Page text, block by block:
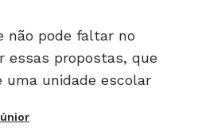
não pode faltar no
essas propostas, que
uma unidade escolar